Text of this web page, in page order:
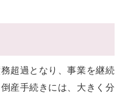
超過となり、事業を継続
産手続きには、大きく分